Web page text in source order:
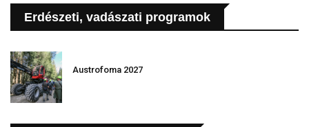
Erdészeti, vadászati programok
Austrofoma 2027